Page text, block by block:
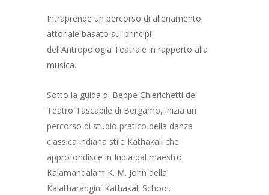
Intraprende un percorso di allenamento
attoriale basato sui principi
dell’Antropologia Teatrale in rapporto alla
musica.
Sotto la guida di Beppe Chierichetti del
Teatro Tascabile di Bergamo, inizia un
percorso di studio pratico della danza
classica indiana stile Kathakali che
approfondisce in India dal maestro
Kalamandalam K. M. John della
Kalatharangini Kathakali School.